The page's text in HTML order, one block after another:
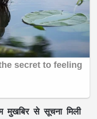
से सूचना मिली